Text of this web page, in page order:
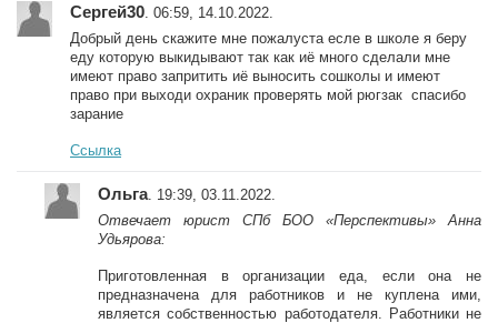
Сергей30 . 06:59, 14.10.2022.
Добрый день скажите мне пожалуста есле в школе я беру
еду которую выкидывают так как иё много сделали мне
имеют право запритить иё выносить сошколы и имеют
право при выходи охраник проверять мой рюгзак спасибо
зарание
Ссылка
Ольга. 19:39, 03.11.2022.
Отвечает юрист СПб БОО «Перспективы» Анна
Удьярова:
Приготовленная в организации еда, если она не
предназначена для работников и не куплена ими,
является собственностью работодателя. Работники не